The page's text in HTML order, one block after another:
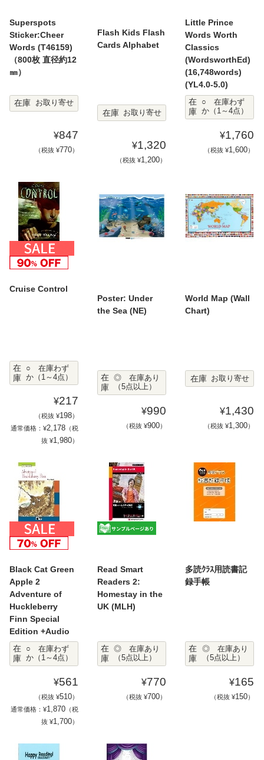
Superspots
Sticker:Cheer
Words (T46159)
（800枚 直径約12
㎜）
在庫 お取り寄せ
¥847
（税抜 ¥770）
Flash Kids Flash
Cards Alphabet
在庫 お取り寄せ
¥1,320
（税抜 ¥1,200）
Little Prince
Words Worth
Classics
(WordsworthEd)
(16,748words)
(YL4.0-5.0)
在
庫
○ 在庫わず
か（1～4点）
¥1,760
（税抜 ¥1,600）
Cruise Control
在
庫
○ 在庫わず
か（1～4点）
¥217
（税抜 ¥198）
通常価格：¥2,178（税
抜 ¥1,980）
Poster: Under
the Sea (NE)
在
庫
◎ 在庫あり
（5点以上）
¥990
（税抜 ¥900）
World Map (Wall
Chart)
在庫 お取り寄せ
¥1,430
（税抜 ¥1,300）
Black Cat Green
Apple 2
Adventure of
Huckleberry
Finn Special
Edition +Audio
在
庫
○ 在庫わず
か（1～4点）
¥561
（税抜 ¥510）
通常価格：¥1,870（税
抜 ¥1,700）
Read Smart
Readers 2:
Homestay in the
UK (MLH)
在
庫
◎ 在庫あり
（5点以上）
¥770
（税抜 ¥700）
多読ｸﾗｽ用読書記
録手帳
在
庫
◎ 在庫あり
（5点以上）
¥165
（税抜 ¥150）